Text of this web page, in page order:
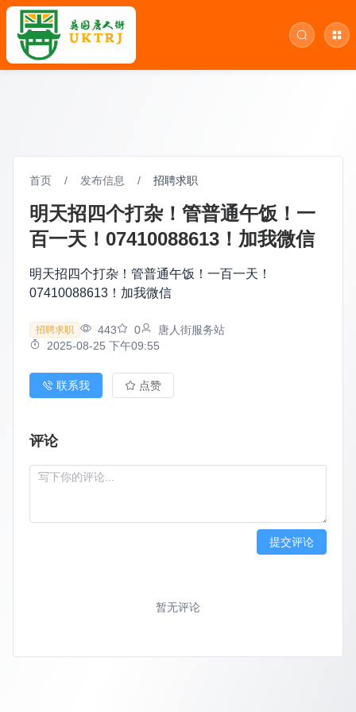
首页 / 发布信息 / 招聘求职
明天招四个打杂！管普通午饭！一
百一天！07410088613！加我微信
明天招四个打杂！管普通午饭！一百一天！
07410088613！加我微信
招聘求职 443 0
唐人街服务站
2025-08-25 下午09:55
联系我 点赞
评论
提交评论
暂无评论